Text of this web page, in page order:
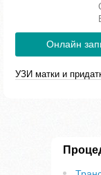
Онлайн
УЗИ матки и